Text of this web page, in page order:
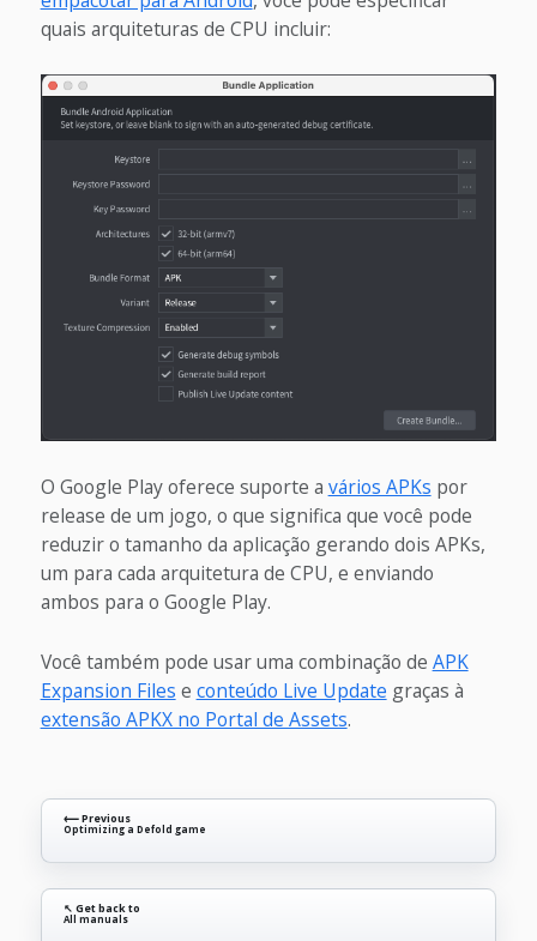
quais arquiteturas de CPU incluir:
O Google Play oferece suporte a vários APKs por
release de um jogo, o que significa que você pode
reduzir o tamanho da aplicação gerando dois APKs,
um para cada arquitetura de CPU, e enviando
ambos para o Google Play.
Você também pode usar uma combinação de APK
Expansion Files e conteúdo Live Update graças à
extensão APKX no Portal de Assets.
⟵ Previous
Optimizing a Defold game
↖ Get back to
All manuals